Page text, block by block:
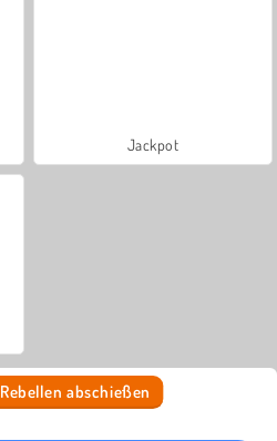
Jackpot
Rebellen abschießen